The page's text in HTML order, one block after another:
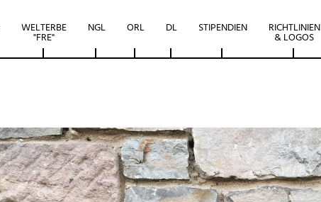
WELTERBE
"FRE"
NGL ORL DL STIPENDIEN RICHTLINIEN
& LOGOS